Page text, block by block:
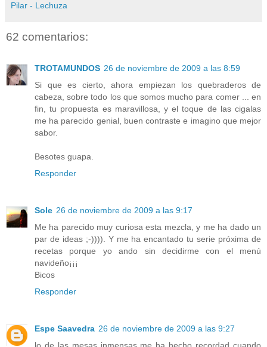
Pilar - Lechuza
62 comentarios:
TROTAMUNDOS 26 de noviembre de 2009 a las 8:59
Si que es cierto, ahora empiezan los quebraderos de
cabeza, sobre todo los que somos mucho para comer ... en
fin, tu propuesta es maravillosa, y el toque de las cigalas
me ha parecido genial, buen contraste e imagino que mejor
sabor.
Besotes guapa.
Responder
Sole 26 de noviembre de 2009 a las 9:17
Me ha parecido muy curiosa esta mezcla, y me ha dado un
par de ideas ;-)))). Y me ha encantado tu serie próxima de
recetas porque yo ando sin decidirme con el menú
navideño¡¡¡
Bicos
Responder
Espe Saavedra 26 de noviembre de 2009 a las 9:27
lo de las mesas inmensas me ha hecho recordad cuando